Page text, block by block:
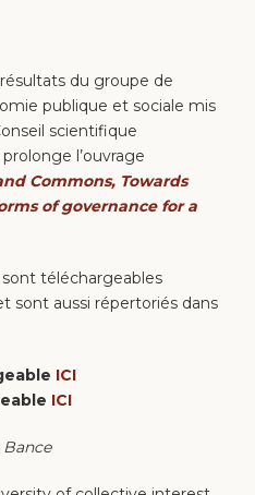
du groupe de
publique et sociale mis
scientifique
l’ouvrage
Commons, Towards
of governance for a
sont téléchargeables
sont aussi répertoriés dans
ICI
ICI